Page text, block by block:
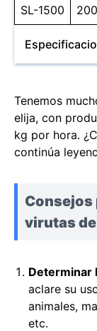
SL-1500
Tenemos
elija, con
kg por hora.
continúa
Consejos
virutas
Determinar
aclare su
animales,
etc.